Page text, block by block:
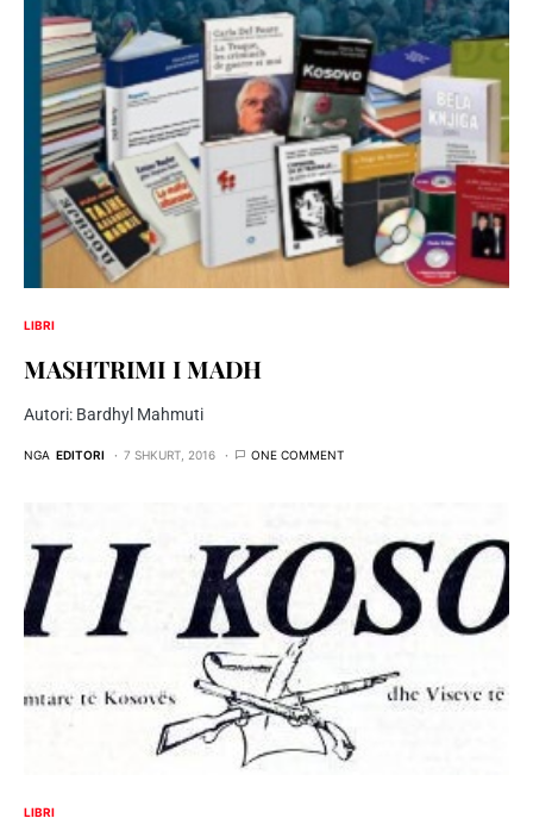
LIBRI
MASHTRIMI I MADH
Autori: Bardhyl Mahmuti
NGA EDITORI 7 SHKURT, 2016 ONE COMMENT
LIBRI